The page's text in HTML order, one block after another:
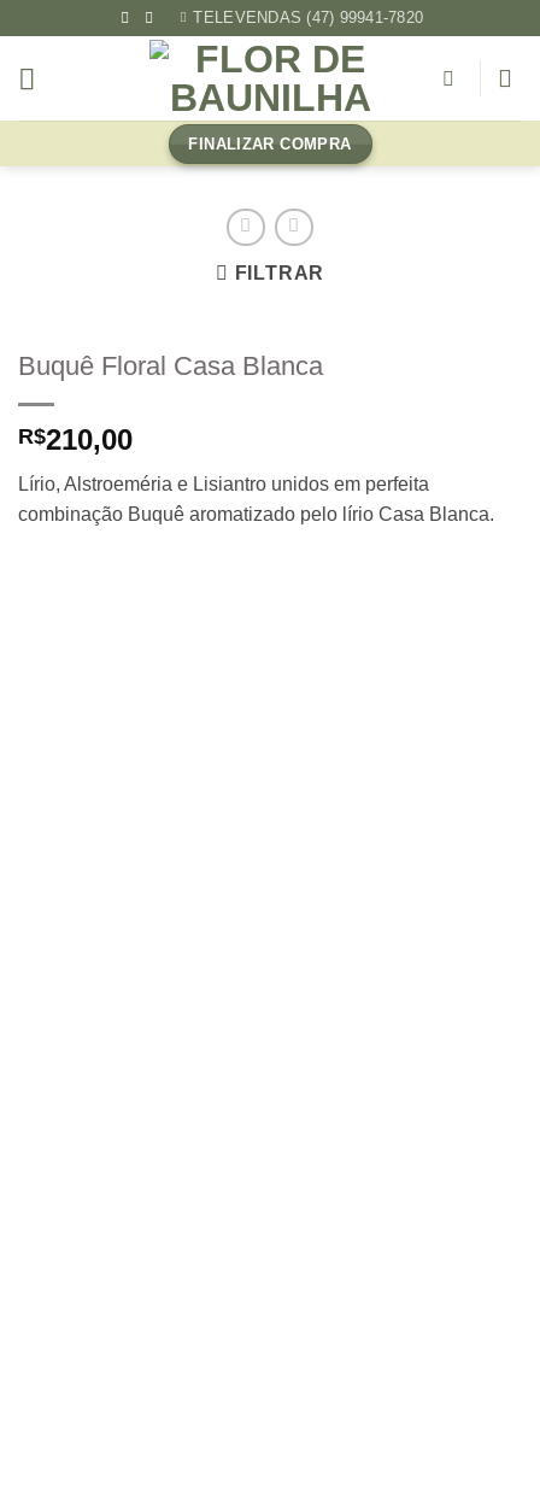
content
TELEVENDAS (47) 99941-7820
FINALIZAR COMPRA
FILTRAR
Buquê Floral Casa Blanca
R$210,00
Lírio, Alstroeméria e Lisiantro unidos em perfeita
combinação Buquê aromatizado pelo lírio Casa Blanca.